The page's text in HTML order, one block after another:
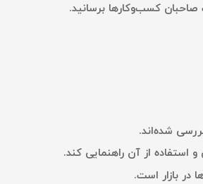
کسب‌وکارها برسانید.
شده‌اند.
استفاده از آن راهنمایی کند.
در بازار است.